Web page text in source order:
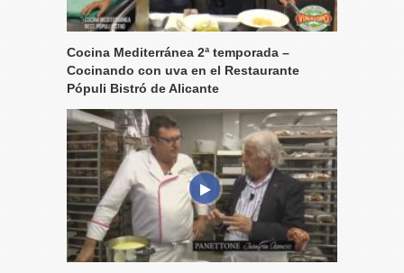
Cocina Mediterránea 2ª temporada –
Cocinando con uva en el Restaurante
Pópuli Bistró de Alicante